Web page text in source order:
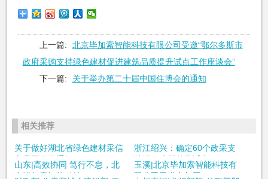
上一篇:
北京毕加索智能科技有限公司受邀“鄂尔多斯市
政府采购支持绿色建材促进建筑品质提升试点工作座谈会”
下一篇:
关于举办第二十届中国住博会的通知
相关推荐
关于做好湖北省绿色建材采信
入库工作的通知
浙江绍兴：确定60个政采支
持绿色建材首批试点...
山东|高效协同 笃行不怠，北
京毕加索智能科技...
玉溪|北京毕加索智能科技有
限公司受邀参加玉...